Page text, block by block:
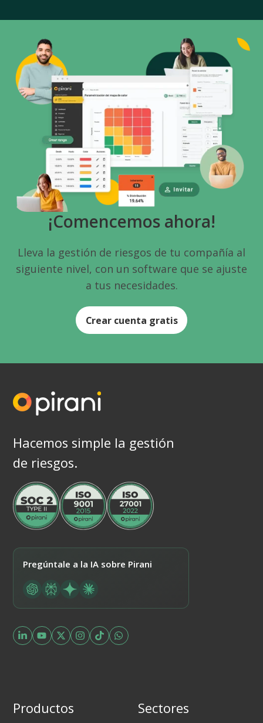
¡Comencemos ahora!
Lleva la gestión de riesgos de tu compañía al
siguiente nivel, con un software que se ajuste
a tus necesidades.
Crear cuenta gratis
Hacemos simple la gestión
de riesgos.
Pregúntale a la IA sobre Pirani
Productos Sectores